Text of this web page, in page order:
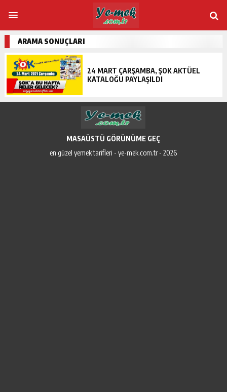
ARAMA SONUÇLARI
24 MART ÇARŞAMBA, ŞOK AKTÜEL
KATALOĞU PAYLAŞILDI
MASAÜSTÜ GÖRÜNÜME GEÇ
en güzel yemek tarifleri - ye-mek.com.tr - 2026